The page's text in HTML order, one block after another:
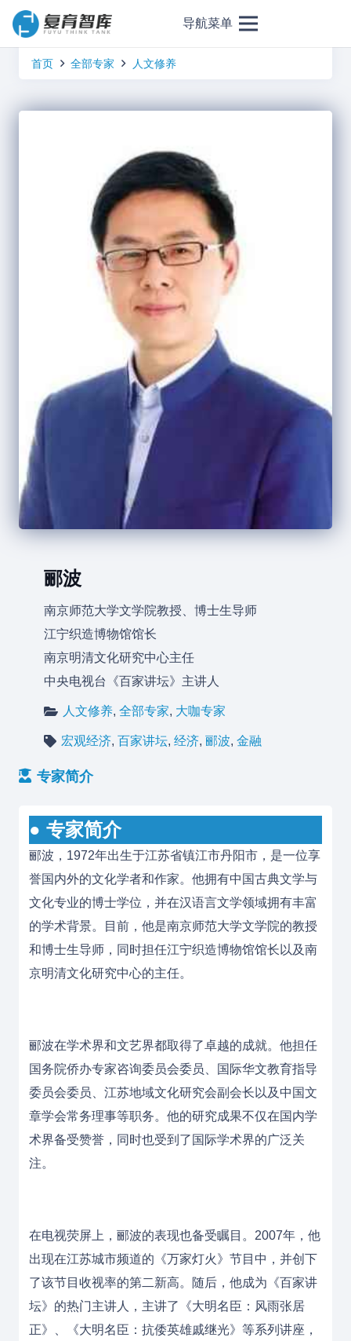
导航菜单
首页 全部专家 人文修养
郦波
南京师范大学文学院教授、博士生导师
江宁织造博物馆馆长
南京明清文化研究中心主任
中央电视台《百家讲坛》主讲人
人文修养,全部专家, 大咖专家
宏观经济,百家讲坛,经济,郦波,金融
专家简介
● 专家简介
郦波，1972年出生于江苏省镇江市丹阳市，是一位享
誉国内外的文化学者和作家。他拥有中国古典文学与
文化专业的博士学位，并在汉语言文学领域拥有丰富
的学术背景。目前，他是南京师范大学文学院的教授
和博士生导师，同时担任江宁织造博物馆馆长以及南
京明清文化研究中心的主任。
郦波在学术界和文艺界都取得了卓越的成就。他担任
国务院侨办专家咨询委员会委员、国际华文教育指导
委员会委员、江苏地域文化研究会副会长以及中国文
章学会常务理事等职务。他的研究成果不仅在国内学
术界备受赞誉，同时也受到了国际学术界的广泛关
注。
在电视荧屏上，郦波的表现也备受瞩目。2007年，他
出现在江苏城市频道的《万家灯火》节目中，并创下
了该节目收视率的第二新高。随后，他成为《百家讲
坛》的热门主讲人，主讲了《大明名臣：风雨张居
正》、《大明名臣：抗倭英雄戚继光》等系列讲座，